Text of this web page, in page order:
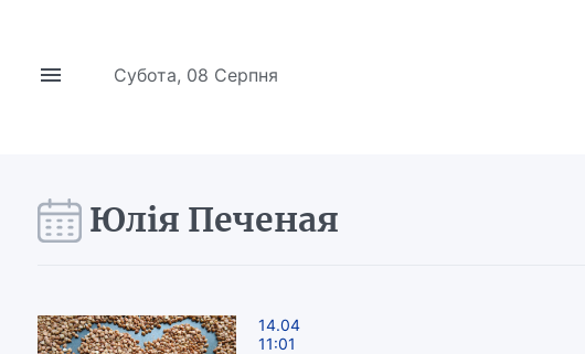
Субота, 08 Серпня
Юлія Печеная
14.04
11:01